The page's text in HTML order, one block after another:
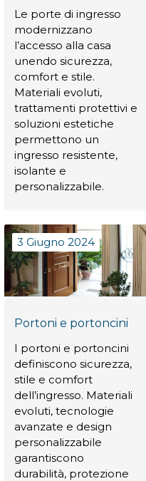
Le porte di ingresso
modernizzano
l’accesso alla casa
unendo sicurezza,
comfort e stile.
Materiali evoluti,
trattamenti protettivi e
soluzioni estetiche
permettono un
ingresso resistente,
isolante e
personalizzabile.
3 Giugno 2024
Portoni e portoncini
I portoni e portoncini
definiscono sicurezza,
stile e comfort
dell’ingresso. Materiali
evoluti, tecnologie
avanzate e design
personalizzabile
garantiscono
durabilità, protezione